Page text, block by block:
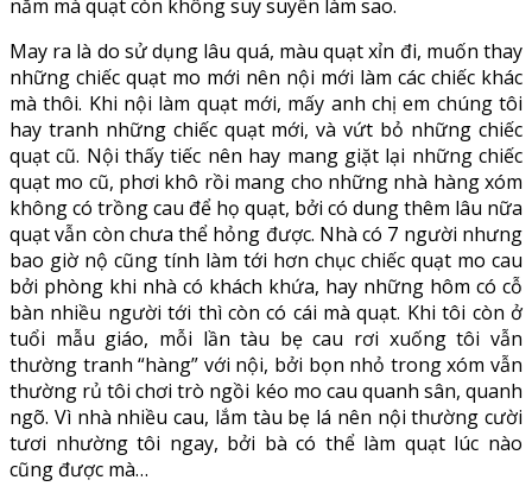
năm mà quạt còn không suy suyển làm sao.
May ra là do sử dụng lâu quá, màu quạt xỉn đi, muốn thay
những chiếc quạt mo mới nên nội mới làm các chiếc khác
mà thôi. Khi nội làm quạt mới, mấy anh chị em chúng tôi
hay tranh những chiếc quạt mới, và vứt bỏ những chiếc
quạt cũ. Nội thấy tiếc nên hay mang giặt lại những chiếc
quạt mo cũ, phơi khô rồi mang cho những nhà hàng xóm
không có trồng cau để họ quạt, bởi có dung thêm lâu nữa
quạt vẫn còn chưa thể hỏng được. Nhà có 7 người nhưng
bao giờ nộ cũng tính làm tới hơn chục chiếc quạt mo cau
bởi phòng khi nhà có khách khứa, hay những hôm có cỗ
bàn nhiều người tới thì còn có cái mà quạt. Khi tôi còn ở
tuổi mẫu giáo, mỗi lần tàu bẹ cau rơi xuống tôi vẫn
thường tranh “hàng” với nội, bởi bọn nhỏ trong xóm vẫn
thường rủ tôi chơi trò ngồi kéo mo cau quanh sân, quanh
ngõ. Vì nhà nhiều cau, lắm tàu bẹ lá nên nội thường cười
tươi nhường tôi ngay, bởi bà có thể làm quạt lúc nào
cũng được mà…